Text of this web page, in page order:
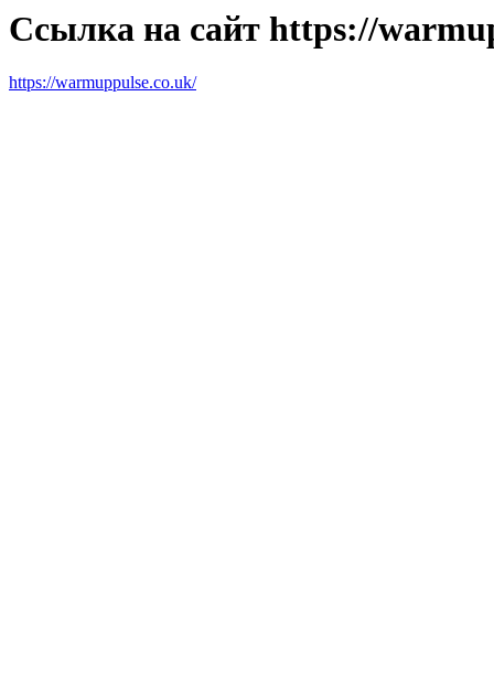
Ссылка на сайт https://
https://warmuppulse.co.uk/